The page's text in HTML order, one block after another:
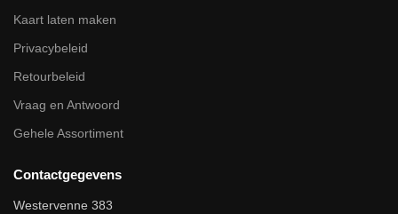
Kaart laten maken
Privacybeleid
Retourbeleid
Vraag en Antwoord
Gehele Assortiment
Contactgegevens
Westervenne 383